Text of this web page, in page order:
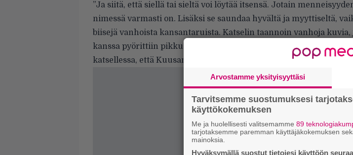
”Ja siitä, että siellä tai sieltä voi löytää itsensä. Jotain
nimessä varmasti on. Lisäksi se saundaa hyvältä ja myyttiseltä,
biisejä vanhoista kansantaruista. Katselin taannoin vanhoja kuvia,
kanssa pyörittiin pikku nassikoina jossain päin Kuusamoa. Mietin
katsellessa, että Kuusamo vois olla seuraavan bändin nimi.”
Arvostamme yksityisyyttäsi
Tarvitsemme suostumuksesi
käyttökokemuksen
Me ja huolellisesti valitsemamme 89
tarjotaksemme paremman käyttäjäkokemuksen
mainoksia.
Hyväksymällä suostut tietojesi käyttöön